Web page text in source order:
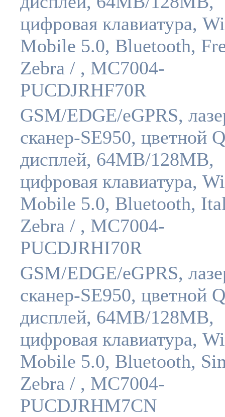
цифровая клавиатура,
Mobile 5.0, Bluetooth,
Zebra / , MC7004-
PUCDJRHF70R
GSM/EDGE/eGPRS,
сканер-SE950, цветной
дисплей, 64MB/128MB,
цифровая клавиатура,
Mobile 5.0, Bluetooth,
Zebra / , MC7004-
PUCDJRHI70R
GSM/EDGE/eGPRS,
сканер-SE950, цветной
дисплей, 64MB/128MB,
цифровая клавиатура,
Mobile 5.0, Bluetooth,
Zebra / , MC7004-
PUCDJRHM7CN